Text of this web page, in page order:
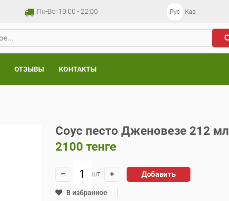
Пн-Вс: 10:00 - 22:00 Рус Каз
ОТЗЫВЫ КОНТАКТЫ
Соус песто Дженовезе 212 мл
2100 тенге
шт. Добавить
В избранное